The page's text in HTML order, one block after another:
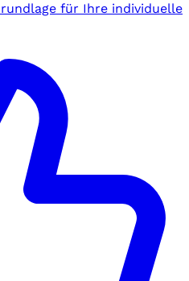
für Ihre individuelle